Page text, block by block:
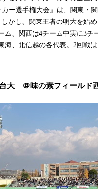
ー選⼿権⼤会』は、関東・
かし、関東王者の明大を始
ム、関西は4チーム中実に3チ
海、北信越の各代表。2回戦
台大 ＠味の素フィールド